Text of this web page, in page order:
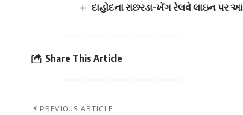
દાહોદના રાછરડા–ખેંગ રેલવે લાઇન પર
Share This Article
PREVIOUS ARTICLE